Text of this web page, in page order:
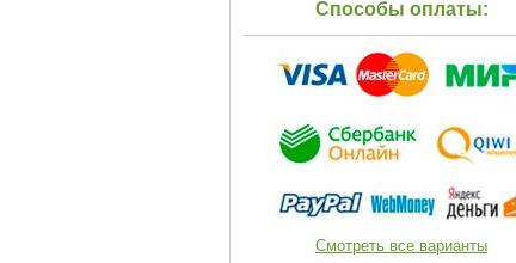
Способы оплаты:
Смотреть все варианты